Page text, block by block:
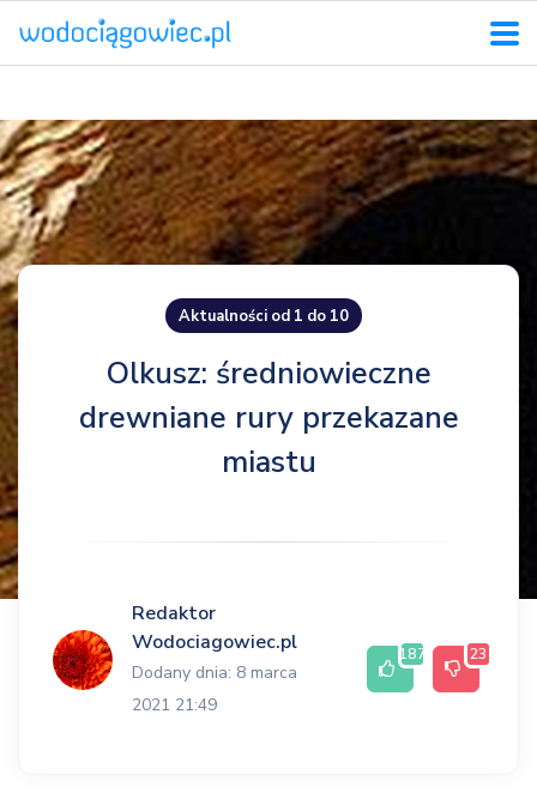
Aktualności od 1 do 10
Olkusz: średniowieczne
drewniane rury przekazane
miastu
Redaktor
Wodociagowiec.pl
Dodany dnia: 8 marca
2021 21:49
187 23